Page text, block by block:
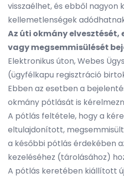
visszaélhet, és ebből nagyon
kellemetlenségek
Az úti okmány
vagy megsemmisülését
Elektronikus úton, Webes
(ügyfélkapu regisztráció
Ebben az esetben a
okmány pótlását is
A pótlás feltétele, hogy a
eltulajdonított,
a későbbi pótlás érdekében
kezeléséhez (tárolásához)
A pótlás keretében kiállított